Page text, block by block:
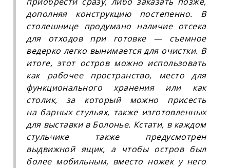
дополняя конструкцию постепенно. В
столешнице продумано наличие отсека
для отходов при готовке — съемное
ведерко легко вынимается для очистки. В
итоге, этот остров можно использовать
как рабочее пространство, место для
функционального хранения или как
столик, за который можно присесть
на барных стульях, также изготовленных
для выставки в Болонье. Кстати, в каждом
стульчике также предусмотрен
выдвижной ящик, а чтобы остров был
более мобильным, вместо ножек у него